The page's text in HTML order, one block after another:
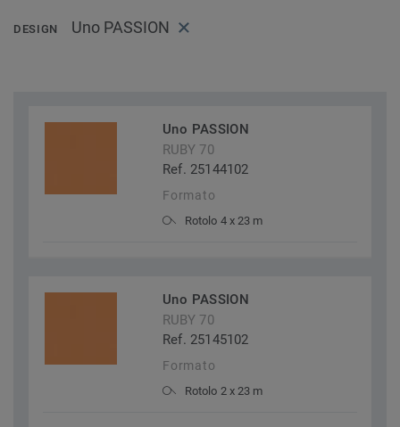
DESIGN Uno PASSION
Uno PASSION
RUBY 70
Ref. 25144102
Formato
Rotolo 4 x 23 m
Uno PASSION
RUBY 70
Ref. 25145102
Formato
Rotolo 2 x 23 m